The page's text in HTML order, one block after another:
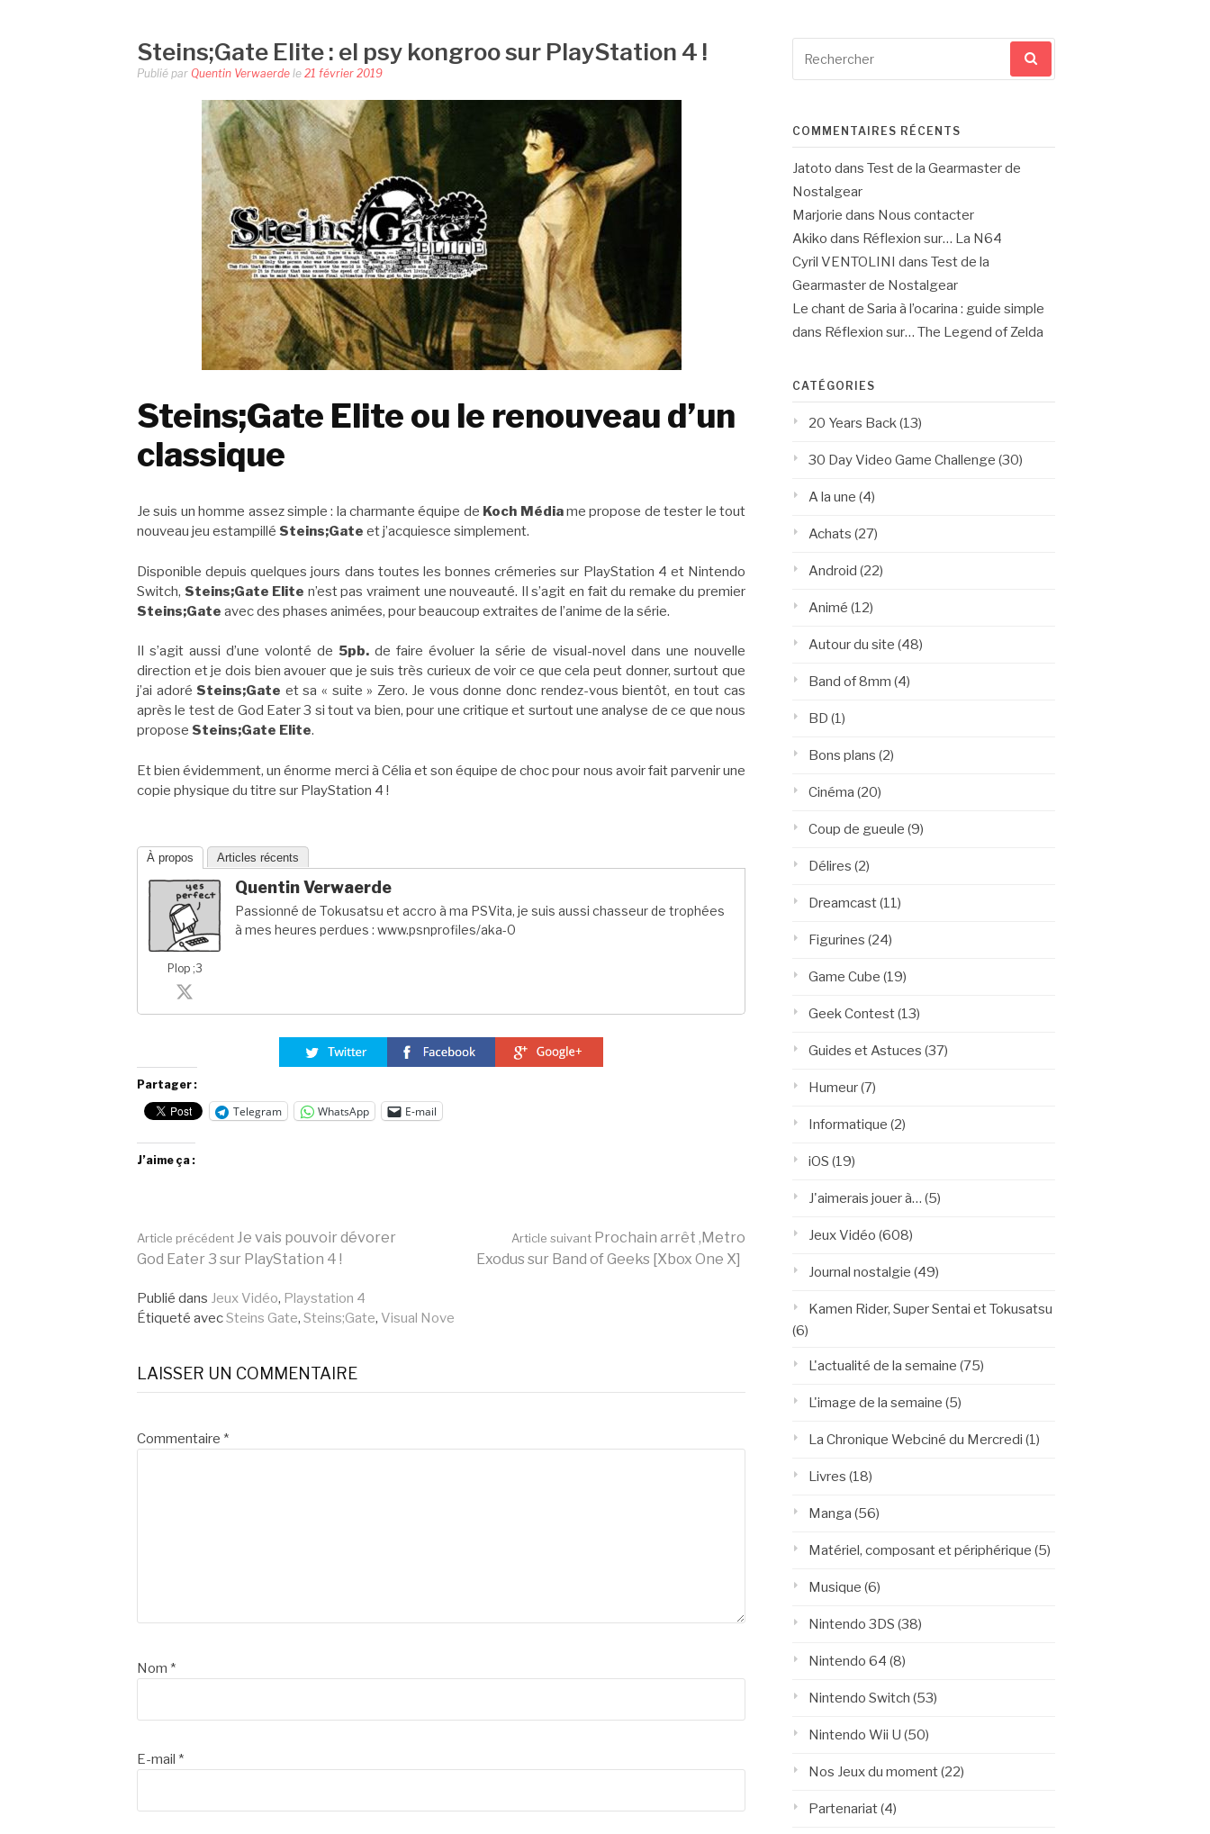
Steins;Gate Elite : el psy kongroo sur PlayStation 4 !
Publié par Quentin Verwaerde le 21 février 2019
Steins;Gate Elite ou le renouveau d’un
classique
Je suis un homme assez simple : la charmante équipe de Koch Médiame propose de tester le tout
nouveau jeu estampillé Steins;Gate et j’acquiesce simplement.
Disponible depuis quelques jours dans toutes les bonnes crémeries sur PlayStation 4 et Nintendo
Switch, Steins;Gate Elite n’est pas vraiment une nouveauté. Il s’agit en fait du remake du premier
Steins;Gate avec des phases animées, pour beaucoup extraites de l’anime de la série.
Il s’agit aussi d’une volonté de 5pb. de faire évoluer la série de visual-novel dans une nouvelle
direction et je dois bien avouer que je suis très curieux de voir ce que cela peut donner, surtout que
j’ai adoré Steins;Gate et sa « suite » Zero. Je vous donne donc rendez-vous bientôt, en tout cas
après le test de God Eater 3 si tout va bien, pour une critique et surtout une analyse de ce que nous
propose Steins;Gate Elite.
Et bien évidemment, un énorme merci à Célia et son équipe de choc pour nous avoir fait parvenir une
copie physique du titre sur PlayStation 4 !
À propos Articles récents
Plop ;3
Quentin Verwaerde
Passionné de Tokusatsu et accro à ma PSVita, je suis aussi chasseur de trophées
à mes heures perdues : www.psnprofiles/aka-0
Partager :
Telegram WhatsApp E-mail
J’aime ça :
Lire
la
suite
Article précédent Je vais pouvoir dévorer
God Eater 3 sur PlayStation 4 !
Article suivant Prochain arrêt ,Metro
Exodus sur Band of Geeks [Xbox One X]
Publié dans Jeux Vidéo, Playstation 4
Étiqueté avecSteins Gate, Steins;Gate, Visual Nove
LAISSER UN COMMENTAIRE
Commentaire *
Nom *
E-mail *
pour
COMMENTAIRES RÉCENTS
Jatoto dans Test de la Gearmaster de
Nostalgear
Marjorie dans Nous contacter
Akiko dans Réflexion sur… La N64
Cyril VENTOLINI dans Test de la
Gearmaster de Nostalgear
Le chant de Saria à l’ocarina : guide simple
dans Réflexion sur… The Legend of Zelda
CATÉGORIES
20 Years Back (13)
30 Day Video Game Challenge (30)
A la une (4)
Achats (27)
Android (22)
Animé (12)
Autour du site (48)
Band of 8mm (4)
BD (1)
Bons plans (2)
Cinéma (20)
Coup de gueule (9)
Délires (2)
Dreamcast(11)
Figurines (24)
Game Cube (19)
Geek Contest(13)
Guides et Astuces (37)
Humeur(7)
Informatique (2)
iOS (19)
J'aimerais jouer à… (5)
Jeux Vidéo (608)
Journal nostalgie (49)
Kamen Rider, Super Sentai et Tokusatsu
(6)
L'actualité de la semaine (75)
L'image de la semaine (5)
La Chronique Webciné du Mercredi (1)
Livres (18)
Manga (56)
Matériel, composant et périphérique (5)
Musique (6)
Nintendo 3DS (38)
Nintendo 64 (8)
Nintendo Switch (53)
Nintendo Wii U (50)
Nos Jeux du moment(22)
Partenariat(4)